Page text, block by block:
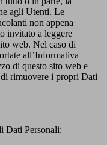
agli Utenti. Le
non appena
invitato a leggere
web. Nel caso di
all’Informativa
di questo sito web e
rimuovere i propri Dati
Dati Personali: